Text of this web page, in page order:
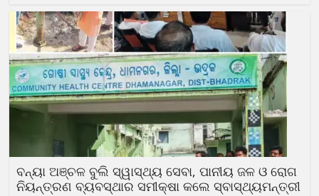
ବନ୍ୟା ଅଞ୍ଚଳ ବୁଲି ସ୍ୱାସ୍ଥ୍ୟ ସେବା, ପାନୀୟ ଜଳ ଓ ରୋଗ
ନିୟନ୍ତ୍ରଣ ବ୍ୟବସ୍ଥାର ସମୀକ୍ଷା କଲେ ସ୍ବାସ୍ଥ୍ୟମନ୍ତ୍ରୀ